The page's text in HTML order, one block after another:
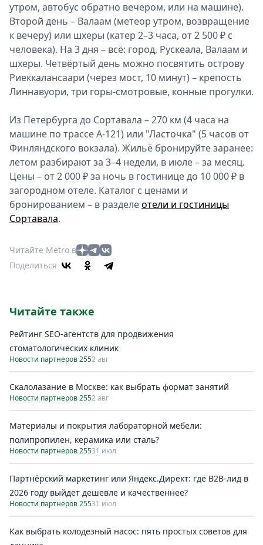
утром, автобус обратно вечером, или на машине).
Второй день – Валаам (метеор утром, возвращение
к вечеру) или шхеры (катер 2–3 часа, от 2 500 ₽ с
человека). На 3 дня – всё: город, Рускеала, Валаам и
шхеры. Четвёртый день можно посвятить острову
Риеккалансаари (через мост, 10 минут) – крепость
Линнавуори, три горы-смотровые, конные прогулки.
Из Петербурга до Сортавала – 270 км (4 часа на
машине по трассе А-121) или "Ласточка" (5 часов от
Финляндского вокзала). Жильё бронируйте заранее:
летом разбирают за 3–4 недели, в июле – за месяц.
Цены – от 2 000 ₽ за ночь в гостинице до 10 000 ₽ в
загородном отеле. Каталог с ценами и
бронированием – в разделеотели и гостиницы
Сортавала.
Читайте Metro в
Поделиться
Читайте также
Рейтинг SEO-агентств для продвижения
стоматологических клиник
Новости партнеров 2552 авг
Скалолазание в Москве: как выбрать формат занятий
Новости партнеров 2552 авг
Материалы и покрытия лабораторной мебели:
полипропилен, керамика или сталь?
Новости партнеров 25531 июл
Партнёрский маркетинг или Яндекс.Директ: где B2B-лид в
2026 году выйдет дешевле и качественнее?
Новости партнеров 25531 июл
Как выбрать колодезный насос: пять простых советов для